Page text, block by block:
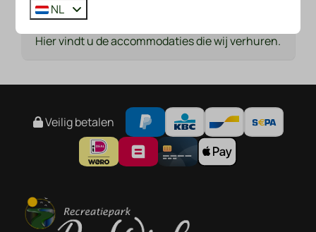
Hier vindt u de accommodaties die wij verhuren.
Veilig betalen
NL